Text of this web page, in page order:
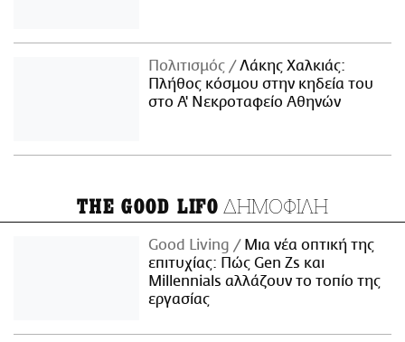
Πολιτισμός
Λάκης Χαλκιάς:
Πλήθος κόσμου στην κηδεία του
στο Α' Νεκροταφείο Αθηνών
THE GOOD LIFO ΔΗΜΟΦΙΛΗ
Good Living
Μια νέα οπτική της
επιτυχίας: Πώς Gen Zs και
Millennials αλλάζουν το τοπίο της
εργασίας